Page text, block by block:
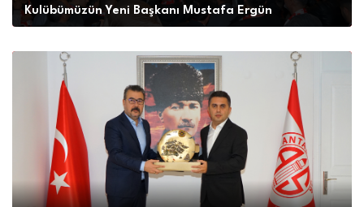
Kulübümüzün Yeni Başkanı Mustafa Ergün